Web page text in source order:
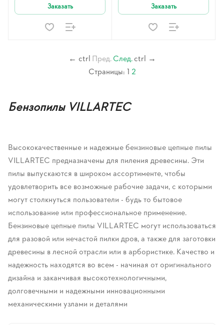
Заказать Заказать
← ctrl Пред.След.ctrl →
Страницы: 1 2
Бензопилы VILLARTEC
Высококачественные и надежные бензиновые цепные пилы
VILLARTEC предназначены для пиления древесины. Эти
пилы выпускаются в широком ассортименте, чтобы
удовлетворить все возможные рабочие задачи, с которыми
могут столкнуться пользователи - будь то бытовое
использование или профессиональное применение.
Бензиновые цепные пилы VILLARTEC могут использоваться
для разовой или нечастой пилки дров, а также для заготовки
древесины в лесной отрасли или в арбористике. Качество и
надежность находятся во всем - начиная от оригинального
дизайна и заканчивая высокотехнологичными,
долговечными и надежными инновационными
механическими узлами и деталями